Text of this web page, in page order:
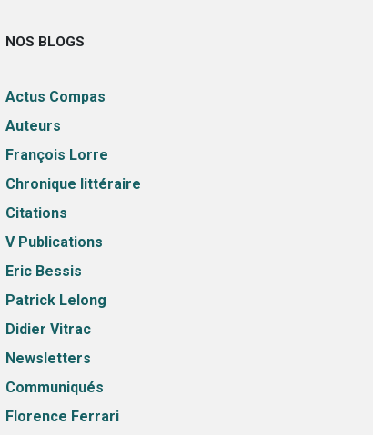
NOS BLOGS
Actus Compas
Auteurs
François Lorre
Chronique littéraire
Citations
V Publications
Eric Bessis
Patrick Lelong
Didier Vitrac
Newsletters
Communiqués
Florence Ferrari